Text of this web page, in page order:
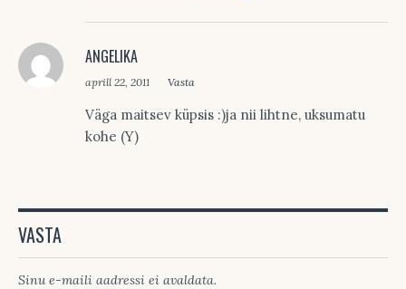
ANGELIKA
aprill 22, 2011 Vasta
Väga maitsev küpsis :)ja nii lihtne, uksumatu
kohe (Y)
VASTA
Sinu e-maili aadressi ei avaldata.